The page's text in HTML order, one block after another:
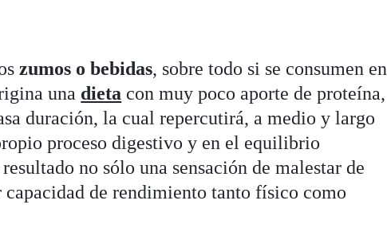
zumos o bebidas, sobre todo si se consumen en
una dieta con muy poco aporte de proteína,
duración, la cual repercutirá, a medio y largo
proceso digestivo y en el equilibrio
no sólo una sensación de malestar de
de rendimiento tanto físico como